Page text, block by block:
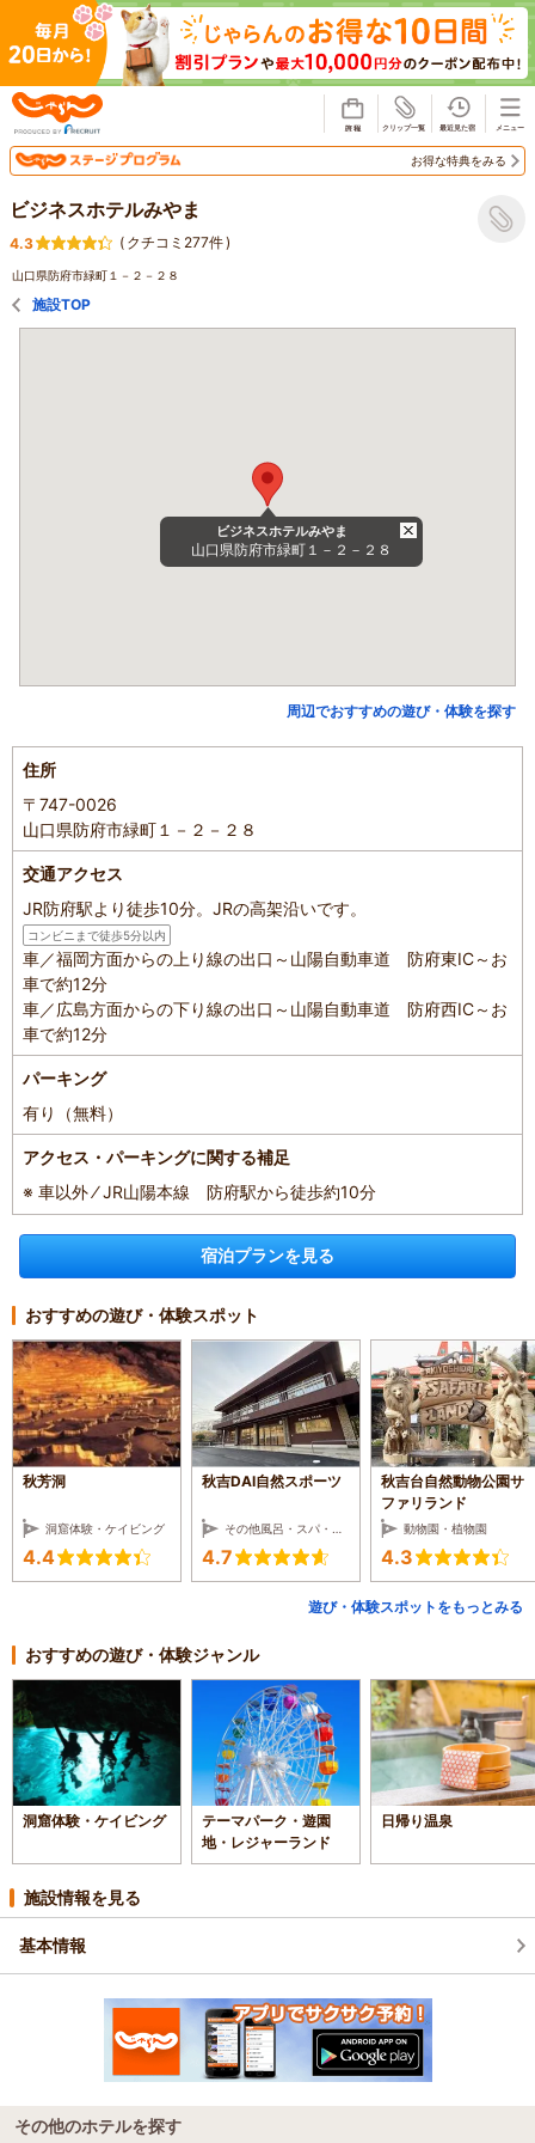
お得な特典をみる
ビジネスホテルみやま
4.3 ( クチコミ277件)
山口県防府市緑町１－２－２８
施設TOP
ビジネスホテルみやま
山口県防府市緑町１－２－２８
周辺でおすすめの遊び・体験を探す
住所
〒747-0026
山口県防府市緑町１－２－２８
交通アクセス
JR防府駅より徒歩10分。JRの高架沿いです。
コンビニまで徒歩5分以内
車／福岡方面からの上り線の出口～山陽自動車道 防府東IC～お
車で約12分
車／広島方面からの下り線の出口～山陽自動車道 防府西IC～お
車で約12分
パーキング
有り（無料）
アクセス・パーキングに関する補足
※ 車以外 ⁄ JR山陽本線 防府駅から徒歩約10分
宿泊プランを見る
おすすめの遊び・体験スポット
秋芳洞
洞窟体験・ケイビング
4.4
秋吉DAI自然スポーツ
4.7
秋吉台自然動物公園サ
ファリランド
動物園・植物園
4.3
遊び・体験スポットをもっとみる
おすすめの遊び・体験ジャンル
洞窟体験・ケイビング
テーマパーク・遊園
地・レジャーランド
日帰り温泉
施設情報を見る
基本情報
その他のホテルを探す